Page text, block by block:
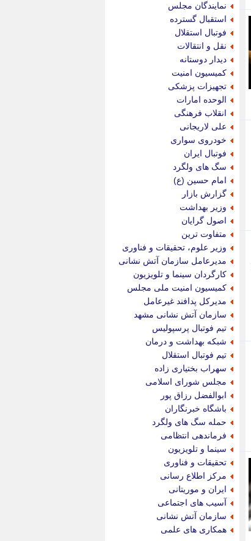
نمایندگان مجلس
استقبال گسترده
فوتبال استقلال
نقل و انتقالات
دیدار دوستانه
کمیسیون امنیت
تجهیزات پزشکی
الوحده امارات
انقلاب فرهنگی
علی لاریجانی
خودروی سواری
فوتبال ایران
سگ های ولگرد
امام حسین (ع)
گزارش بازار
وزیر بهداشت
اصول گرایان
متفاوت ترین
وزیر علوم، تحقیقات و فناوری
مدیرعامل سازمان آتش نشانی
کارگردان سینما و تلویزیون
کمیسیون امنیت ملی مجلس
مدیرکل پدافند غیرعامل
سازمان آتش نشانی مشهد
تیم فوتبال پرسپولیس
شبکه بهداشت و درمان
تیم فوتبال استقلال
سهراب بختیاری زاده
مجلس شورای اسلامی
ابوالفضل رزاق پور
باشگاه خبرنگاران
حمله سگ های ولگرد
فرماندهی انتظامی
سینما و تلویزیون
تحقیقات و فناوری
مرکز اطلاع رسانی
ایران و موریتانی
آسیب های اجتماعی
سازمان آتش نشانی
همکاری های علمی